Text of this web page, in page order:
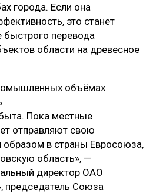
города. Если она
это станет
перевода
области на древесное
объёмах
Пока местные
отправляют свою
в страны Евросоюза,
область», —
директор ОАО
председатель Союза